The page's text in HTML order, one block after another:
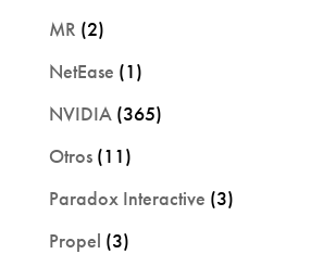
MR (2)
NetEase (1)
NVIDIA(365)
Otros(11)
Paradox Interactive (3)
Propel (3)